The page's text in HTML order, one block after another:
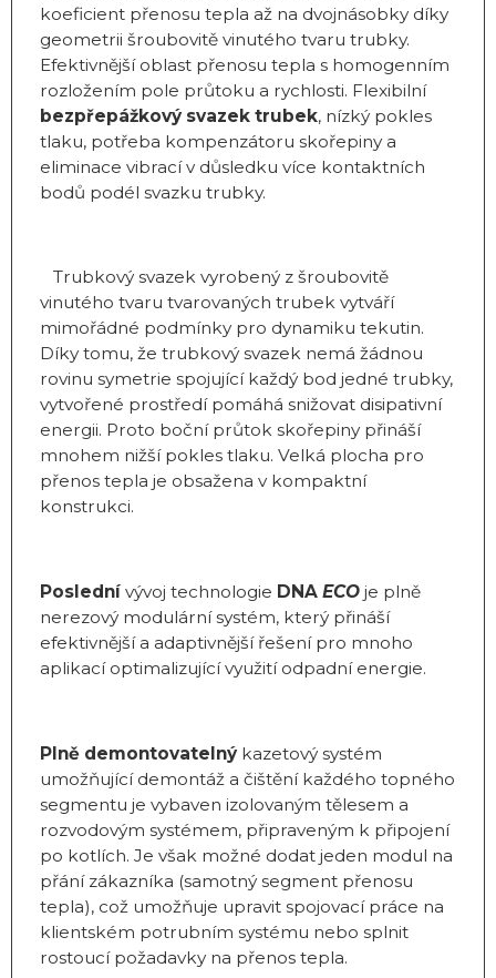
koeficient přenosu tepla až na dvojnásobky díky
geometrii šroubovitě vinutého tvaru trubky.
Efektivnější oblast přenosu tepla s homogenním
rozložením pole průtoku a rychlosti. Flexibilní
bezpřepážkový svazek trubek, nízký pokles
tlaku, potřeba kompenzátoru skořepiny a
eliminace vibrací v důsledku více kontaktních
bodů podél svazku trubky.
Trubkový svazek vyrobený z šroubovitě
vinutého tvaru tvarovaných trubek vytváří
mimořádné podmínky pro dynamiku tekutin.
Díky tomu, že trubkový svazek nemá žádnou
rovinu symetrie spojující každý bod jedné trubky,
vytvořené prostředí pomáhá snižovat disipativní
energii. Proto boční průtok skořepiny přináší
mnohem nižší pokles tlaku. Velká plocha pro
přenos tepla je obsažena v kompaktní
konstrukci.
Poslednívývoj technologie DNA ECOje plně
nerezový modulární systém, který přináší
efektivnější a adaptivnější řešení pro mnoho
aplikací optimalizující využití odpadní energie.
Plně demontovatelnýkazetový systém
umožňující demontáž a čištění každého topného
segmentu je vybaven izolovaným tělesem a
rozvodovým systémem, připraveným k připojení
po kotlích. Je však možné dodat jeden modul na
přání zákazníka (samotný segment přenosu
tepla), což umožňuje upravit spojovací práce na
klientském potrubním systému nebo splnit
rostoucí požadavky na přenos tepla.